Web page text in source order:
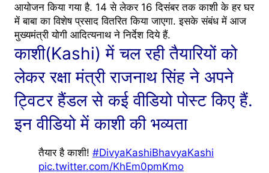
आयोजन किया गया है. 14 से लेकर 16 दिसंबर तक काशी के हर घर
में बाबा का विशेष प्रसाद वितरित किया जाएगा. इसके संबंध में आज
मुख्यमंत्री योगी आदित्यनाथ ने निर्देश दिये हैं.
काशी(Kashi) में चल रही तैयारियों को
लेकर रक्षा मंत्री राजनाथ सिंह ने अपने
ट्विटर हैंडल से कई वीडियो पोस्ट किए हैं.
इन वीडियो में काशी की भव्यता
तैयार है काशी! #DivyaKashiBhavyaKashi
pic.twitter.com/KhEm0pmKmo